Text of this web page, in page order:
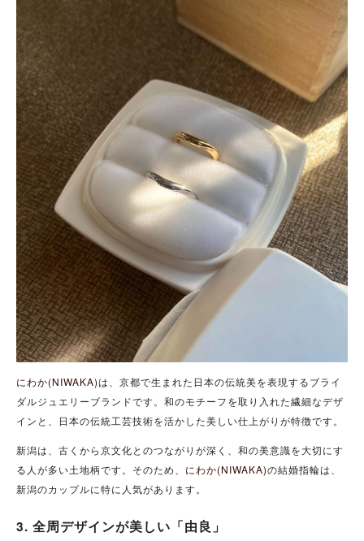
にわか(NIWAKA)は、京都で生まれた日本の伝統美を表現するブライ
ダルジュエリーブランドです。和のモチーフを取り入れた繊細なデザ
インと、日本の伝統工芸技術を活かした美しい仕上がりが特徴です。
新潟は、古くから京文化とのつながりが深く、和の美意識を大切にす
る人が多い土地柄です。そのため、 にわか(NIWAKA)の結婚指輪は、
新潟のカップルに特に人気があります。
3. 全周デザインが美しい「由良」